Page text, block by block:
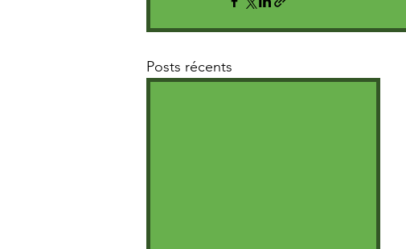
Posts récents